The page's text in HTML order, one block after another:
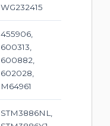
WG232415
455906,
600313,
600882,
602028,
M64961
STM3886NL,